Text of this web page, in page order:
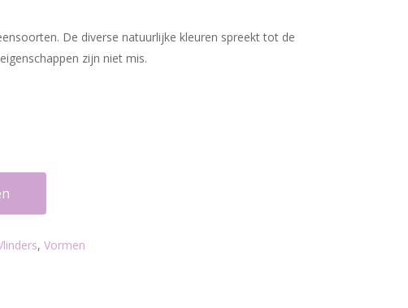
De diverse natuurlijke kleuren spreekt tot de
zijn niet mis.
, Vormen